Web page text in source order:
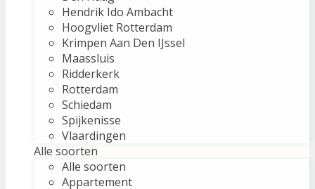
Hendrik Ido Ambacht
Hoogvliet Rotterdam
Krimpen Aan Den IJssel
Maassluis
Ridderkerk
Rotterdam
Schiedam
Spijkenisse
Vlaardingen
Alle soorten
Alle soorten
Appartement